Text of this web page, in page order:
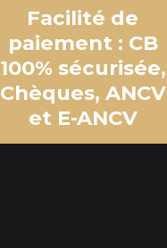
Facilité de
paiement : CB
100% sécurisée,
Chèques, ANCV
et E-ANCV